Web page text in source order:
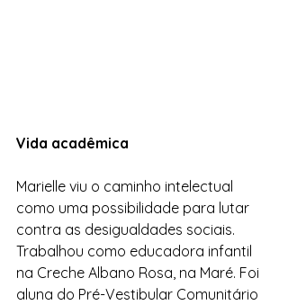
Vida acadêmica
Marielle viu o caminho intelectual
como uma possibilidade para lutar
contra as desigualdades sociais.
Trabalhou como educadora infantil
na Creche Albano Rosa, na Maré. Foi
aluna do Pré-Vestibular Comunitário